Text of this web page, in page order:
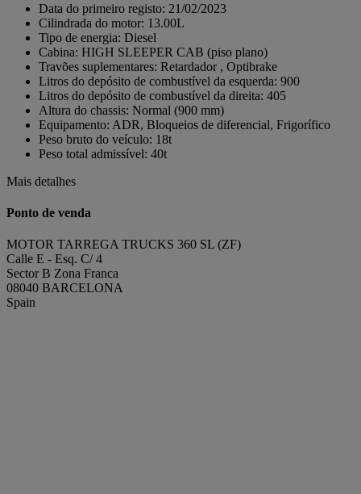
Data do primeiro registo: 21/02/2023
Cilindrada do motor: 13.00L
Tipo de energia: Diesel
Cabina: HIGH SLEEPER CAB (piso plano)
Travões suplementares: Retardador , Optibrake
Litros do depósito de combustível da esquerda: 900
Litros do depósito de combustível da direita: 405
Altura do chassis: Normal (900 mm)
Equipamento: ADR, Bloqueios de diferencial, Frigorífico
Peso bruto do veículo: 18t
Peso total admissível: 40t
Mais detalhes
Ponto de venda
MOTOR TARREGA TRUCKS 360 SL (ZF)
Calle E - Esq. C/ 4
Sector B Zona Franca
08040 BARCELONA
Spain